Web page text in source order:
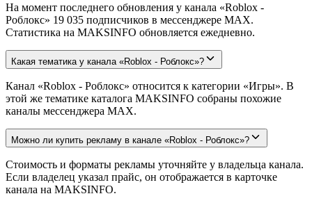
На момент последнего обновления у канала «Roblox -
Роблокс» 19 035 подписчиков в мессенджере MAX.
Статистика на MAKSINFO обновляется ежедневно.
Какая тематика у канала «Roblox - Роблокс»?
Канал «Roblox - Роблокс» относится к категории «Игры». В
этой же тематике каталога MAKSINFO собраны похожие
каналы мессенджера MAX.
Можно ли купить рекламу в канале «Roblox - Роблокс»?
Стоимость и форматы рекламы уточняйте у владельца канала.
Если владелец указал прайс, он отображается в карточке
канала на MAKSINFO.